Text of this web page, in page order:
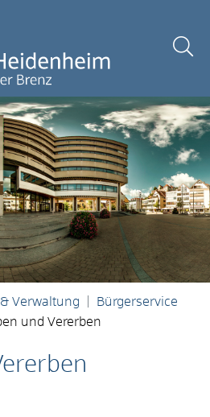
Verwaltung
Bürgerservice
und Vererben